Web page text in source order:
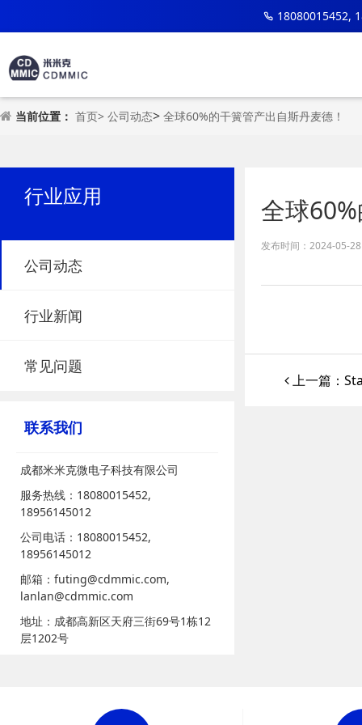
18080015452,
当前位置： 首页> 公司动态> 全球60%的干簧管产出自斯丹麦德！
行业应用
公司动态
行业新闻
常见问题
联系我们
成都米米克微电子科技有限公司
服务热线：18080015452,
18956145012
公司电话：18080015452,
18956145012
邮箱：futing@cdmmic.com,
lanlan@cdmmic.com
地址：成都高新区天府三街69号1栋12
层1202号
全球
发布时间：2024-05-
上一篇：